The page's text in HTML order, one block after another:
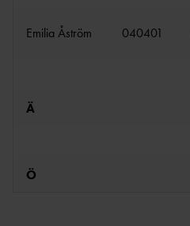
Emilia Åström 040401
Ä
Ö